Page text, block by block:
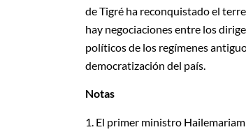
de Tigré ha reconquistado el
hay negociaciones entre los
políticos de los regímenes
democratización del país.
Notas
1. El primer ministro